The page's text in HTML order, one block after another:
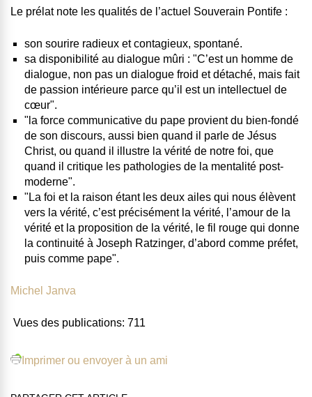
Le prélat note les qualités de l’actuel Souverain Pontife :
son sourire radieux et contagieux, spontané.
sa disponibilité au dialogue mûri : "C’est un homme de
dialogue, non pas un dialogue froid et détaché, mais fait
de passion intérieure parce qu’il est un intellectuel de
cœur".
" la force communicative du pape provient du bien-fondé
de son discours, aussi bien quand il parle de Jésus
Christ, ou quand il illustre la vérité de notre foi, que
quand il critique les pathologies de la mentalité post-
moderne".
"La foi et la raison étant les deux ailes qui nous élèvent
vers la vérité, c’est précisément la vérité, l’amour de la
vérité et la proposition de la vérité, le fil rouge qui donne
la continuité à Joseph Ratzinger, d’abord comme préfet,
puis comme pape".
Michel Janva
Vues des publications: 711
Imprimer ou envoyer à un ami